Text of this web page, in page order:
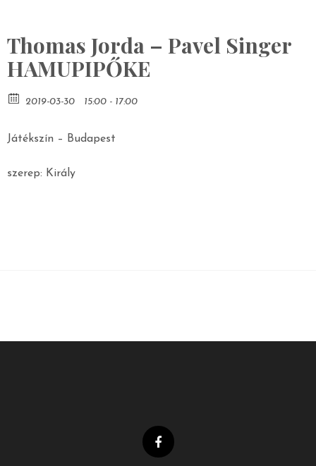
Thomas Jorda – Pavel Singer
HAMUPIPŐKE
2019-03-30 15:00 - 17:00
Játékszín – Budapest
szerep: Király